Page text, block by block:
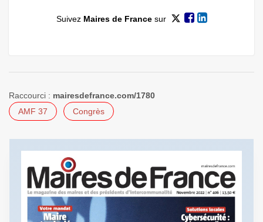
Suivez Maires de Francesur
Raccourci : mairesdefrance.com/1780
AMF 37
Congrès